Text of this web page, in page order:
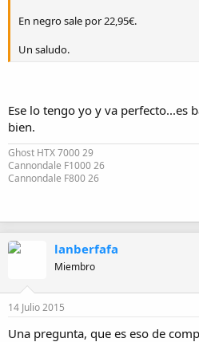
En negro sale por 22,95€.
Un saludo.
Ese lo tengo yo y va perfecto...es
bien.
Ghost HTX 7000 29
Cannondale F1000 26
Cannondale F800 26
lanberfafa
Miembro
14 Julio 2015
Una pregunta, que es eso de